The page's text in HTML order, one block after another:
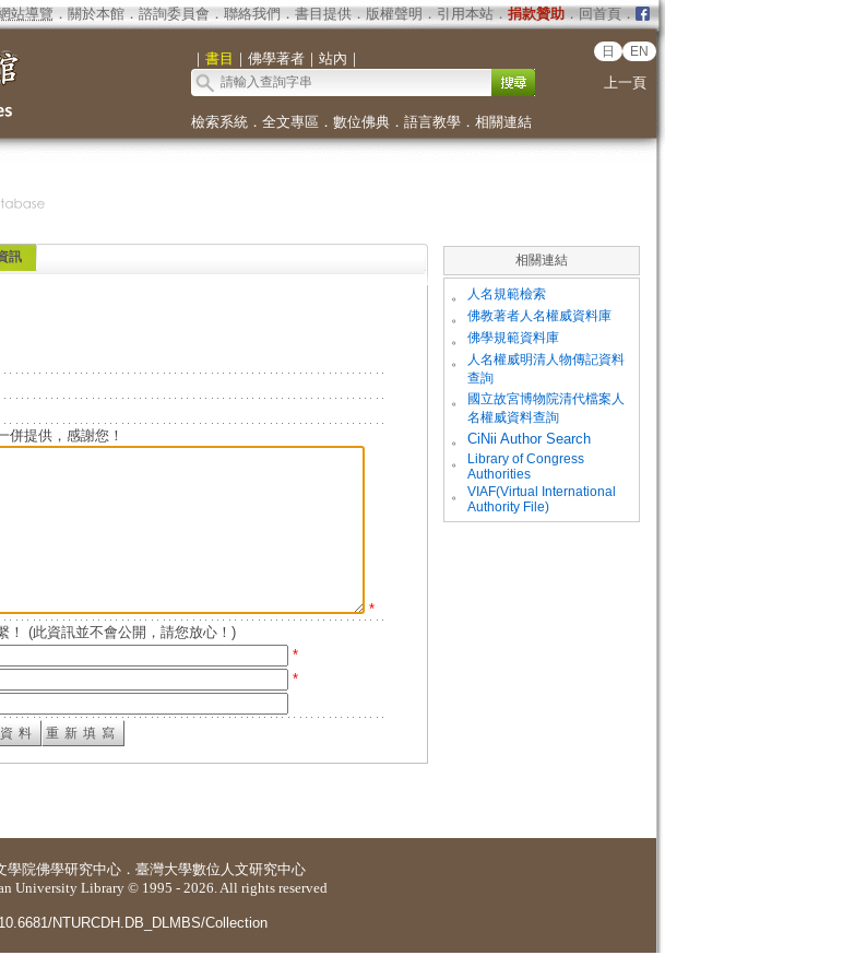
站導覽 ． 關於本館． 諮詢委員會． 聯絡我們 ． 書目提供． 版權聲明 ． 引用本站． 捐款贊助．回首頁．
｜ 書目 ｜ 佛學著者｜ 站內 ｜ 日 EN
上一頁
檢索系統． 全文專區 ． 數位佛典． 語言教學． 相關連結
訊
併提供，感謝您！
*
！ (此資訊並不會公開，請您放心！)
*
*
相關連結
。 人名規範檢索
。 佛教著者人名權威資料庫
。 佛學規範資料庫
。
人名權威明清人物傳記資料
查詢
。
國立故宮博物院清代檔案人
名權威資料查詢
。
CiNii Author Search
。
Library of Congress
Authorities
。
VIAF(Virtual International
Authority File)
學院佛學研究中心 ． 臺灣大學數位人文研究中心
University Library © 1995 - 2026. All rights reserved
NTURCDH.DB_DLMBS/Collection